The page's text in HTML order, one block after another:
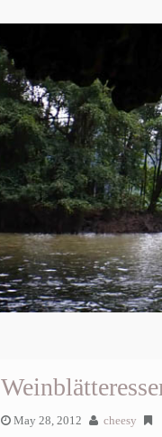
May 28, 2012 cheesy